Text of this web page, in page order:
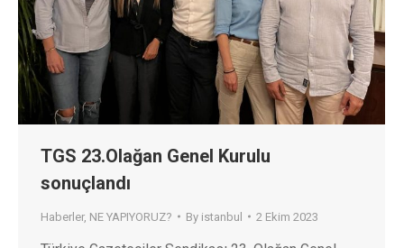
TGS 23.Olağan Genel Kurulu
sonuçlandı
Haberler, NE YAPIYORUZ? By istanbul 2 Ekim 2023